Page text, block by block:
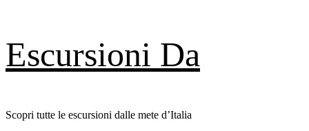
to
content
Escursioni Da
Scopri tutte le escursioni dalle mete d’Italia